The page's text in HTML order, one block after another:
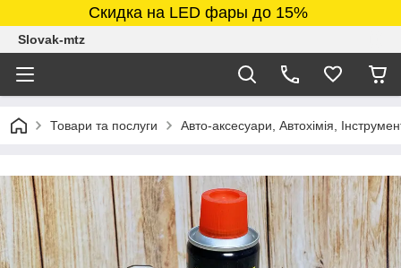
Скидка на LED фары до 15%
Slovak-mtz
Товари та послуги Авто-аксесуари, Автохімія,